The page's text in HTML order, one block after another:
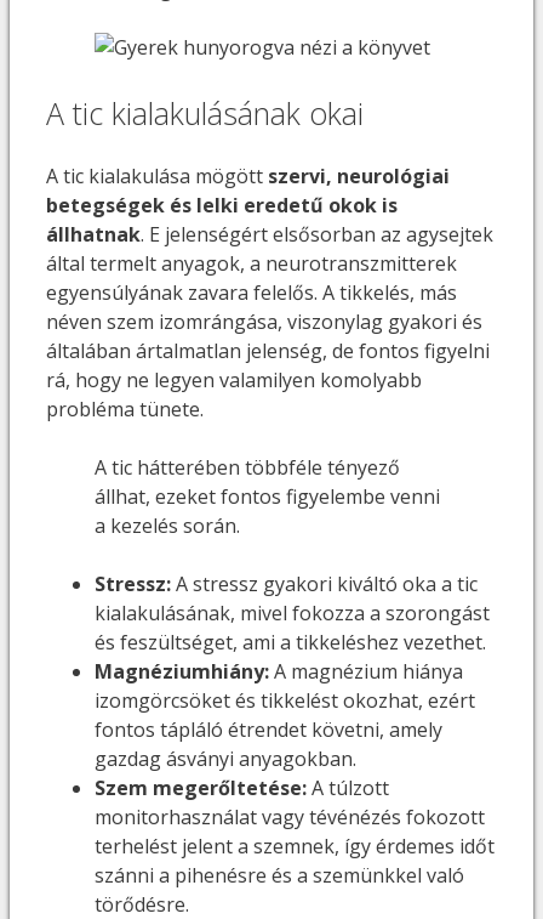
A tic kialakulásának okai
A tic kialakulása mögött szervi, neurológiai
betegségek és lelki eredetű okok is
állhatnak. E jelenségért elsősorban az agysejtek
által termelt anyagok, a neurotranszmitterek
egyensúlyának zavara felelős. A tikkelés, más
néven szem izomrángása, viszonylag gyakori és
általában ártalmatlan jelenség, de fontos figyelni
rá, hogy ne legyen valamilyen komolyabb
probléma tünete.
A tic hátterében többféle tényező
állhat, ezeket fontos figyelembe venni
a kezelés során.
Stressz:A stressz gyakori kiváltó oka a tic
kialakulásának, mivel fokozza a szorongást
és feszültséget, ami a tikkeléshez vezethet.
Magnéziumhiány:A magnézium hiánya
izomgörcsöket és tikkelést okozhat, ezért
fontos tápláló étrendet követni, amely
gazdag ásványi anyagokban.
Szem megerőltetése:A túlzott
monitorhasználat vagy tévénézés fokozott
terhelést jelent a szemnek, így érdemes időt
szánni a pihenésre és a szemünkkel való
törődésre.